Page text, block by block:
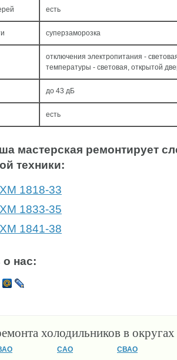
есть
суперзаморозка
отключения электропитания -
температуры - световая, открытой
до 43 дБ
есть
мастерская ремонтирует
техники:
1818-33
1833-35
1841-38
о нас:
холодильников в
САО СВАО